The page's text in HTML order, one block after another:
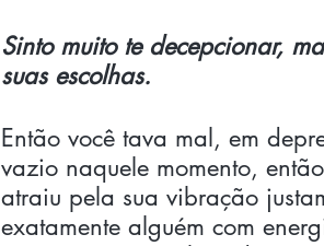
Sinto muito te decepcionar,
suas escolhas.
Então você tava mal, em
vazio naquele momento,
atraiu pela sua vibração
exatamente alguém com